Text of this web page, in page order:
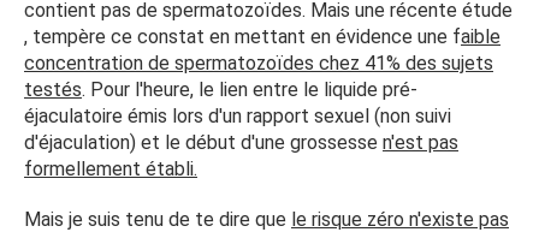
contient pas de spermatozoïdes. Mais une récente étude
, tempère ce constat en mettant en évidence une faible
concentration de spermatozoïdes chez 41% des sujets
testés. Pour l'heure, le lien entre le liquide pré-
éjaculatoire émis lors d'un rapport sexuel (non suivi
d'éjaculation) et le début d'une grossesse n'est pas
formellement établi.
Mais je suis tenu de te dire que le risque zéro n'existe pas